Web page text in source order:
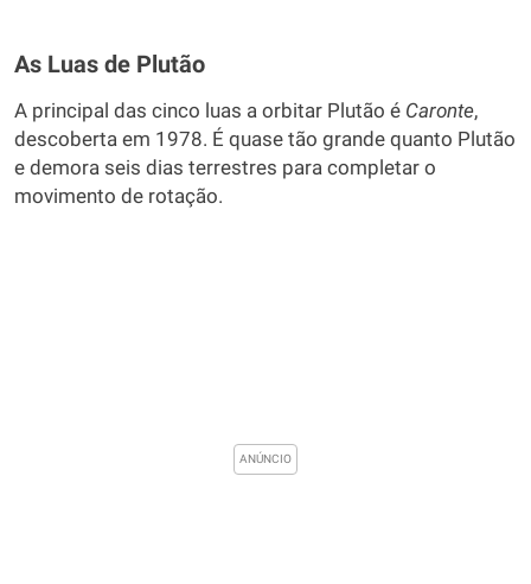
As Luas de Plutão
A principal das cinco luas a orbitar Plutão é Caronte,
descoberta em 1978. É quase tão grande quanto Plutão
e demora seis dias terrestres para completar o
movimento de rotação.